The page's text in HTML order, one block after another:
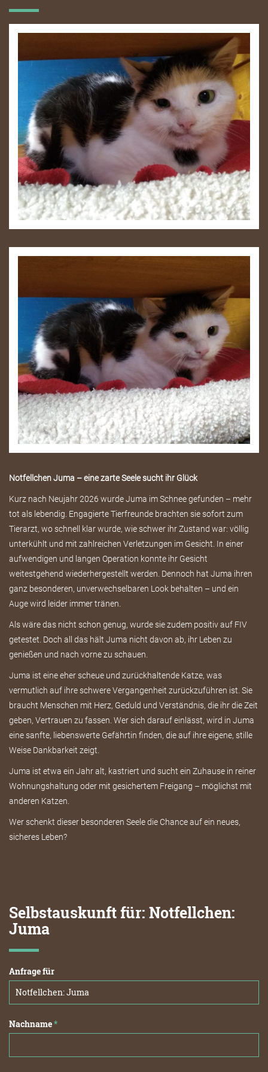
Notfellchen Juma – eine zarte Seele sucht ihr Glück
Kurz nach Neujahr 2026 wurde Juma im Schnee gefunden – mehr
tot als lebendig. Engagierte Tierfreunde brachten sie sofort zum
Tierarzt, wo schnell klar wurde, wie schwer ihr Zustand war: völlig
unterkühlt und mit zahlreichen Verletzungen im Gesicht. In einer
aufwendigen und langen Operation konnte ihr Gesicht
weitestgehend wiederhergestellt werden. Dennoch hat Juma ihren
ganz besonderen, unverwechselbaren Look behalten – und ein
Auge wird leider immer tränen.
Als wäre das nicht schon genug, wurde sie zudem positiv auf FIV
getestet. Doch all das hält Juma nicht davon ab, ihr Leben zu
genießen und nach vorne zu schauen.
Juma ist eine eher scheue und zurückhaltende Katze, was
vermutlich auf ihre schwere Vergangenheit zurückzuführen ist. Sie
braucht Menschen mit Herz, Geduld und Verständnis, die ihr die Zeit
geben, Vertrauen zu fassen. Wer sich darauf einlässt, wird in Juma
eine sanfte, liebenswerte Gefährtin finden, die auf ihre eigene, stille
Weise Dankbarkeit zeigt.
Juma ist etwa ein Jahr alt, kastriert und sucht ein Zuhause in reiner
Wohnungshaltung oder mit gesichertem Freigang – möglichst mit
anderen Katzen.
Wer schenkt dieser besonderen Seele die Chance auf ein neues,
sicheres Leben?
Selbstauskunft für: Notfellchen:
Juma
Anfrage für
Nachname*